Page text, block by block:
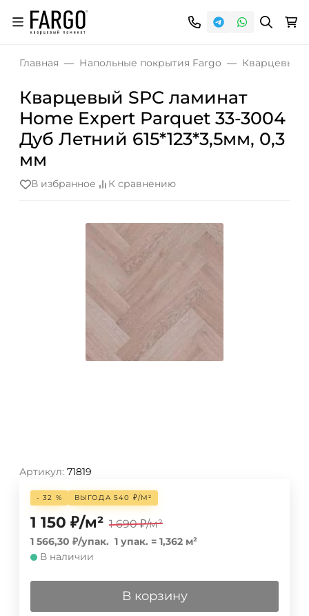
Главная Напольные покрытия Fargo Кварцевый
Кварцевый SPC ламинат
Home Expert Parquet 33-3004
Дуб Летний 615*123*3,5мм, 0,3
мм
В избранное К сравнению
Артикул: 71819
- 32 % ВЫГОДА 540 ₽/М²
1 150 ₽/м² 1 690 ₽/м²
1 566,30 ₽/упак. 1 упак. = 1,362 м²
В наличии
В корзину